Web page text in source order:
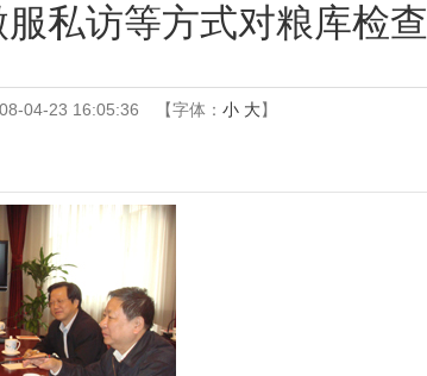
私访等方式对粮库检查
04-23 16:05:36 【字体： 小 大】